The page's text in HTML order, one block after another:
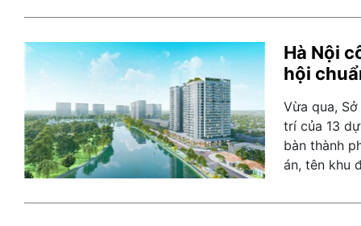
Hà Nội
hội
Vừa qua,
trí của 13
bàn thành
án, tên khu